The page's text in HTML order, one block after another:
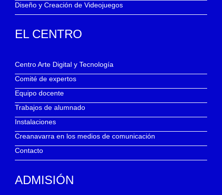
Diseño y Creación de Videojuegos
EL CENTRO
Centro Arte Digital y Tecnología
Comité de expertos
Equipo docente
Trabajos de alumnado
Instalaciones
Creanavarra en los medios de comunicación
Contacto
ADMISIÓN